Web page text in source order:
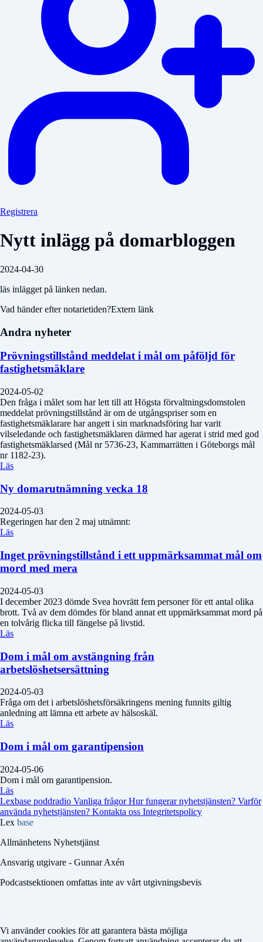
Registrera
Nytt inlägg på domarbloggen
2024-04-30
läs inlägget på länken nedan.
Vad händer efter notarietiden?Extern länk
Andra nyheter
Prövningstillstånd meddelat i mål om påföljd för
fastighetsmäklare
2024-05-02
Den fråga i målet som har lett till att Högsta förvaltningsdomstolen
meddelat prövningstillstånd är om de utgångspriser som en
fastighetsmäklarare har angett i sin marknadsföring har varit
vilseledande och fastighetsmäklaren därmed har agerat i strid med god
fastighetsmäklarsed (Mål nr 5736-23, Kammarrätten i Göteborgs mål
nr 1182-23).
Läs
Ny domarutnämning vecka 18
2024-05-03
Regeringen har den 2 maj utnämnt:
Läs
Inget prövningstillstånd i ett uppmärksammat mål om
mord med mera
2024-05-03
I december 2023 dömde Svea hovrätt fem personer för ett antal olika
brott. Två av dem dömdes för bland annat ett uppmärksammat mord på
en tolvårig flicka till fängelse på livstid.
Läs
Dom i mål om avstängning från
arbetslöshetsersättning
2024-05-03
Fråga om det i arbetslöshetsförsäkringens mening funnits giltig
anledning att lämna ett arbete av hälsoskäl.
Läs
Dom i mål om garantipension
2024-05-06
Dom i mål om garantipension.
Läs
Lexbase poddradio Vanliga frågorHur fungerar nyhetstjänsten? Varför
använda nyhetstjänsten? Kontakta oss Integritetspolicy
Lex base
Allmänhetens Nyhetstjänst
Ansvarig utgivare - Gunnar Axén
Podcastsektionen omfattas inte av vårt utgivningsbevis
Vi använder cookies för att garantera bästa möjliga